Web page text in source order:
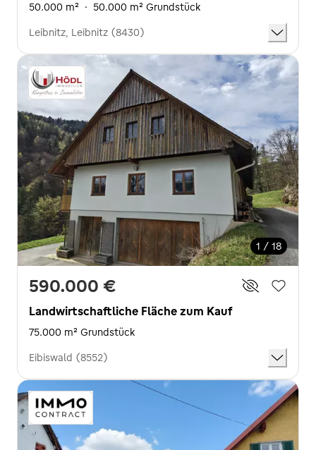
50.000 m² · 50.000 m² Grundstück
Leibnitz, Leibnitz (8430)
1 / 18
590.000 €
Landwirtschaftliche Fläche zum Kauf
75.000 m² Grundstück
Eibiswald (8552)